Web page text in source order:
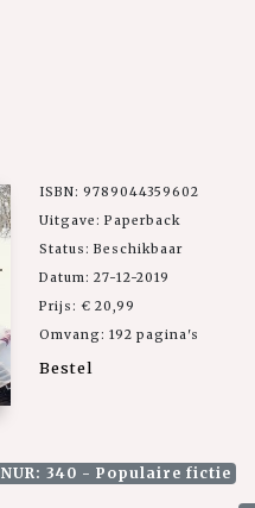
ISBN: 9789044359602
Uitgave: Paperback
Status: Beschikbaar
Datum: 27-12-2019
Prijs: € 20,99
Omvang: 192 pagina's
Bestel
NUR: 340 - Populaire fictie